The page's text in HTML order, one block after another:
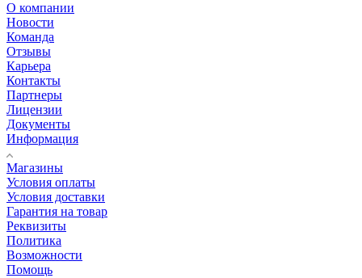
О компании
Новости
Команда
Отзывы
Карьера
Контакты
Партнеры
Лицензии
Документы
Информация
Магазины
Условия оплаты
Условия доставки
Гарантия на товар
Реквизиты
Политика
Возможности
Помощь